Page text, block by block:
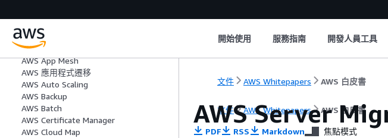
開始使用 服務指南 開發人員工具
Amazon WorkDocs
Amazon WorkSpaces
AWS App Mesh
AWS 應用程式遷移
AWS Auto Scaling
AWS Backup
AWS Batch
AWS Certificate Manager
AWS Cloud Map
文件 AWS Whitepapers AWS 白皮書
文件 AWS Whitepapers AWS 白皮書
AWS Server
PDF RSS Markdown 焦點模式